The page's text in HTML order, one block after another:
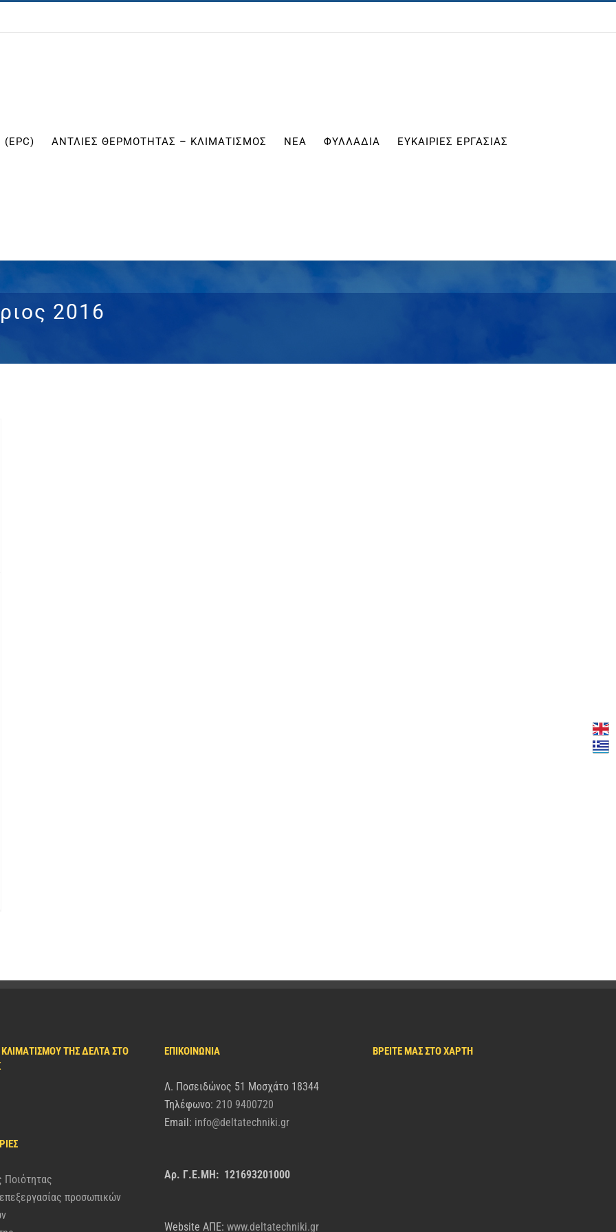
ΑΝΤΛΙΕΣ ΘΕΡΜΟΤΗΤΑΣ – ΚΛΙΜΑΤΙΣΜΟΣ ΝΕΑ ΦΥΛΛΑΔΙΑ ΕΥΚΑΙΡΙΕΣ ΕΡΓΑΣΙΑΣ
2016
ΤΗΣ ΔΈΛΤΑ ΣΤΟ
Ποιότητας
προσωπικών
ΕΠΙΚΟΙΝΩΝΙΑ
Λ. Ποσειδώνος 51 Μοσχάτο 18344
Τηλέφωνο: 210 9400720
Email: info@deltatechniki.gr
Αρ. Γ.Ε.ΜΗ: 121693201000
Website AΠΕ: www.deltatechniki.gr
ΒΡΕΙΤΕ ΜΑΣ ΣΤΟ ΧΑΡΤΗ